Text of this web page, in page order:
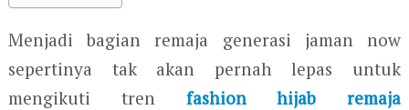
Menjadi bagian remaja generasi jaman now
sepertinya tak akan pernah lepas untuk
mengikuti tren fashion hijab remaja